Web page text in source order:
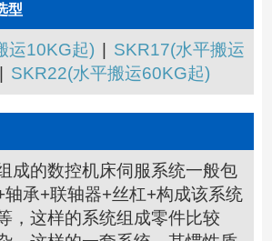
型
运10KG起)
SKR17(水平搬运
SKR22(水平搬运60KG起)
成的数控机床伺服系统一般包
承+联轴器+丝杠+构成该系统
，这样的系统组成零件比较